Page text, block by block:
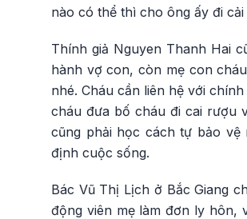
nào có thể thì cho ông ấy đi
Thính giả Nguyen Thanh Hai
hành vợ con, còn mẹ con
nhé. Cháu cần liên hệ với
cháu đưa bố cháu đi cai rượu
cũng phải học cách tự bảo vệ
định cuộc sống.
Bác Vũ Thị Lịch ở Bắc Giang
động viên mẹ làm đơn ly hôn,